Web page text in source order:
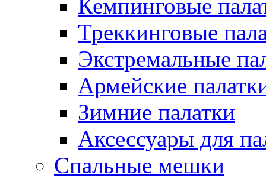
Кемпинговые
Треккинговые
Экстремальные
Армейские
Зимние палатки
Аксессуары для
Спальные мешки